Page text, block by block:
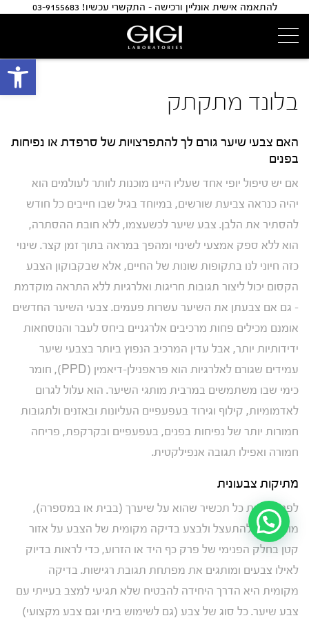
להתאמה אישית אונליין ורכישה - התקשרי עכשיו! 03-9155683
בלונד מתקתק
האם צבעי שיער גורם לך להתפרצויות של סרפדת או נפיחות
בפנים
אם יש טיפול יופי אחד שעליו היינו מוכנות לוותר לעולמים הוא
יהיה כנראה צביעת שורשים, במיוחד בגיל שבו חייבים כל חודש
להסתיר את הלבן. צבע שיער לכשעצמו, ללא חובת ההסתרה,
הוא ללא ספק אמצעי לשינוי ומהפך במראה בתוך זמן קצר. שינוי
כזה חיוני לנו בתקופות שונות של החיים, אלא שבקבוקון הצבע
הקסום יכול ליצור תגובות חריגות ואלרגיות ללא התראה מוקדמת
– גם אם צבעתן את השיער עשרות פעמים. צבעי השיער החדשים
אומנם מכילים פחות מרכיבים אלרגניים ביחס לעבר והנוסחאות
ידידותיות יותר, אבל עדין המרכיב הנפוץ ביותר בצבעי שיער
עמידים שגורם לאלרגיות הוא פראפנילן-דיאמין (PPD), חומר
כימי שבו משתמשים במרבית מותגי השיער. הוא עלול לגרום
לאדמומיות, קילוף וגירוד בעפעפיים העליונות ובאזנים ולתגובות
חמורות יותר של נפיחות בפנים, בעפעפיים ובקרקפת, פריחה
חמורה ואפילו תגובה אנפילקטית.
מתיקות צבעונית
לפני מריחת כל תכשיר שהוא על שיערך (בבית או במספרה),
מומלץ לא להתעצל ולבצע בדיקה מקומית של הצבע על אזור
קטן בחלק הפנימי של פרק כף היד או הזרוע, כדי לראות בדיוק
לאילו צבעים ומותגים את מפתחת תגובת רגישות. בדיקה
מקומית היא הדרך היחידה להבטיח שלא תגיעי למצב בעייתי עם
צבע שיער. כל סוג של צבע (גם לשימוש ביתי וגם צבע מקצועי)